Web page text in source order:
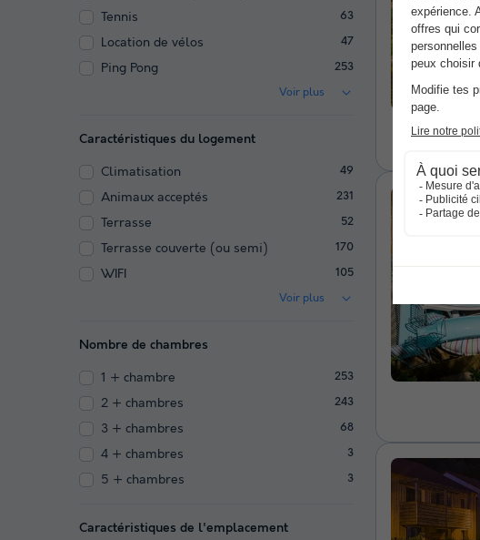
Tennis 63
Location de vélos 47
Ping Pong 253
Voir plus
Caractéristiques du logement
Climatisation 49
Animaux acceptés 231
Terrasse 52
Terrasse couverte (ou semi) 170
WIFI 105
Voir plus
Nombre de chambres
1 + chambre 253
2 + chambres 243
3 + chambres 68
4 + chambres 3
5 + chambres 3
Caractéristiques de l'emplacement